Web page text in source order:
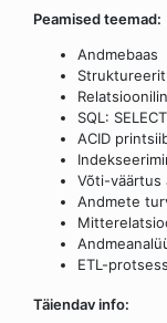
Peamised teemad:
Andmebaas
SQL:
ACID
Võti-väärtus
Andmete
ETL-
Täiendav info: